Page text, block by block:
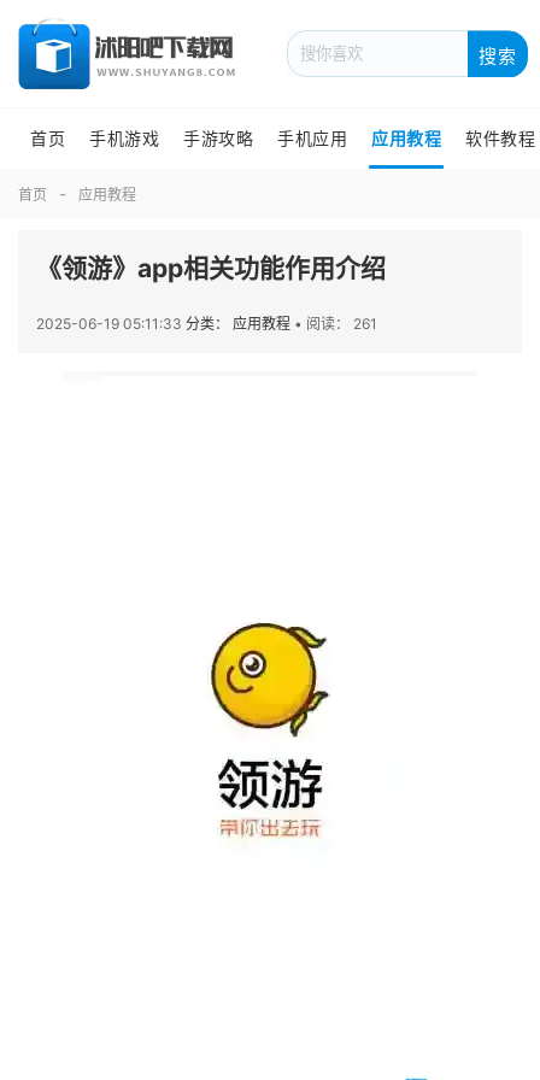
搜索
首页 手机游戏 手游攻略 手机应用 应用教程 软件教程
首页 应用教程
《领游》app相关功能作用介绍
2025-06-19 05:11:33 分类： 应用教程 • 阅读： 261